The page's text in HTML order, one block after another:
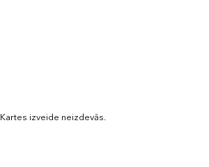
Kartes izveide neizdevās.